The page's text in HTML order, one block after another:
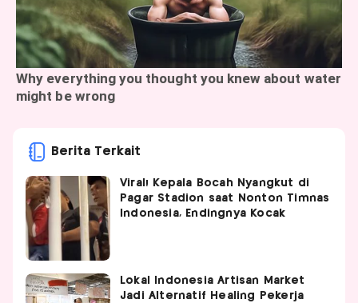
Berita Terkait
Viral! Kepala Bocah Nyangkut di
Pagar Stadion saat Nonton Timnas
Indonesia, Endingnya Kocak
Lokal Indonesia Artisan Market
Jadi Alternatif Healing Pekerja